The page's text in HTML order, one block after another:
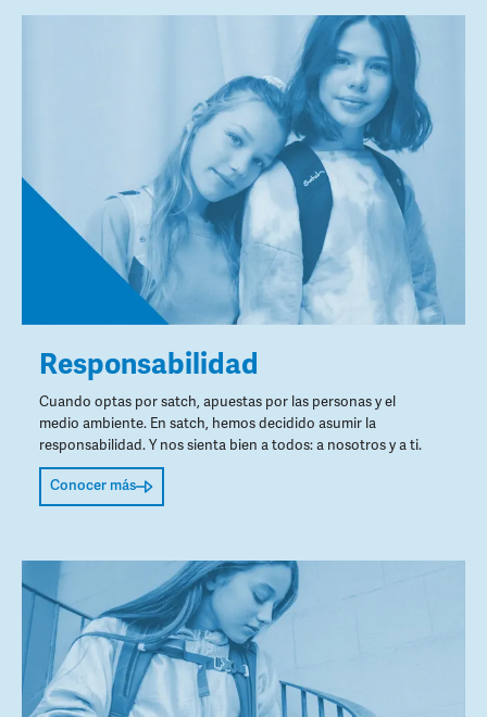
Responsabilidad
Cuando optas por satch, apuestas por las personas y el
medio ambiente. En satch, hemos decidido asumir la
responsabilidad. Y nos sienta bien a todos: a nosotros y a ti.
Conocer más